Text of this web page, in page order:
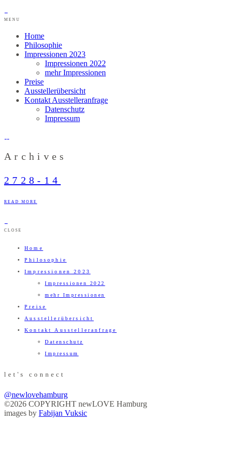
MENU
Home
Philosophie
Impressionen 2023
Impressionen 2022
mehr Impressionen
Preise
Ausstellerübersicht
Kontakt Ausstelleranfrage
Datenschutz
Impressum
Archives
2728-14
READ MORE
CLOSE
Home
Philosophie
Impressionen 2023
Impressionen 2022
mehr Impressionen
Preise
Ausstellerübersicht
Kontakt Ausstelleranfrage
Datenschutz
Impressum
let's connect
@newlovehamburg
©2026 COPYRIGHT newLOVE Hamburg
images by Fabijan Vuksic